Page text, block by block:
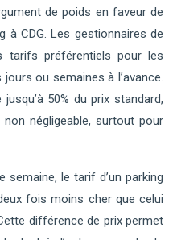
de poids en faveur de
à CDG. Les gestionnaires de
tarifs préférentiels pour les
ou semaines à l’avance.
50% du prix standard,
négligeable, surtout pour
semaine, le tarif d’un parking
fois moins cher que celui
différence de prix permet